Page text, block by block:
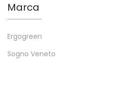
Marca
Ergogreen
Sogno Veneto